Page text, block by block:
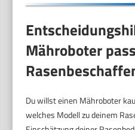
Mähroboter
Du willst einen Mähroboter
welches Modell zu deinem